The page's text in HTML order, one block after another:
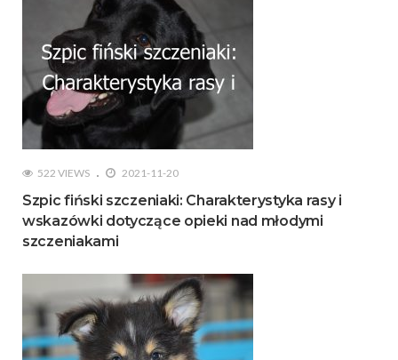
522 VIEWS 2021-11-20
Szpic fiński szczeniaki: Charakterystyka rasy i
wskazówki dotyczące opieki nad młodymi
szczeniakami